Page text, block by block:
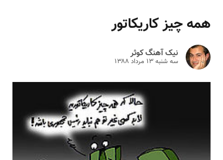
همه چیز کاریکاتور
نیک آهنگ کوثر
سه شنبه ۱۳ مرداد ۱۳۸۸